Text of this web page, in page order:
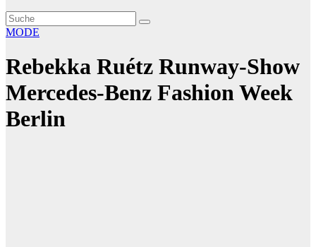
MODE
Rebekka Ruétz Runway-Show
Mercedes-Benz Fashion Week
Berlin